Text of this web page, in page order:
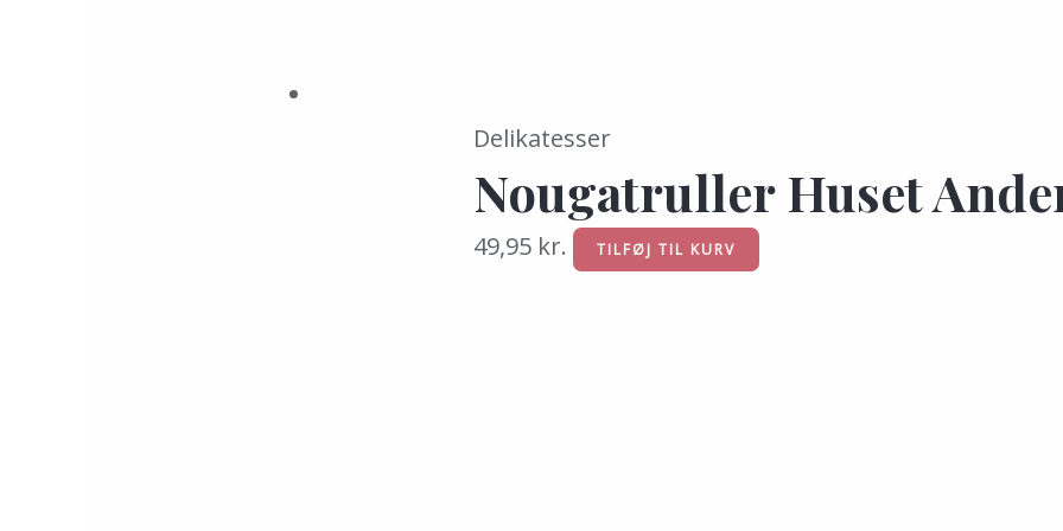
Delikatesser
Nougatruller Huset
49,95 kr. TILFØJ TIL KURV